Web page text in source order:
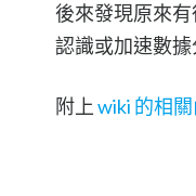
後來發現原來
認識或加速數
附上 wiki 的相